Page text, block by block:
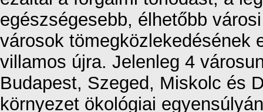
egészségesebb, élhetőbb
városok tömegközlekedésének
villamos újra. Jelenleg 4
Budapest, Szeged, Miskolc és
környezet ökológiai